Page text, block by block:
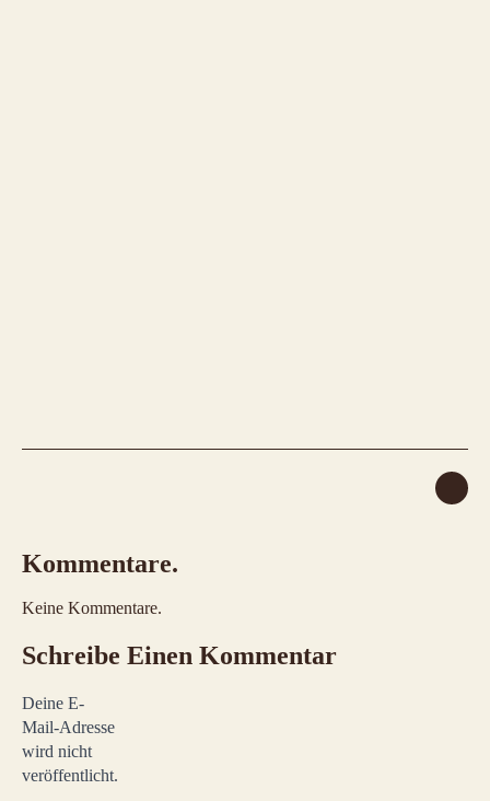
Kommentare.
Keine Kommentare.
Schreibe Einen Kommentar
Deine E-
Mail-Adresse
wird nicht
veröffentlicht.